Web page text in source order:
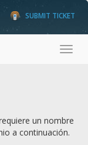
SUBMIT TICKET
un nombre
a continuación.